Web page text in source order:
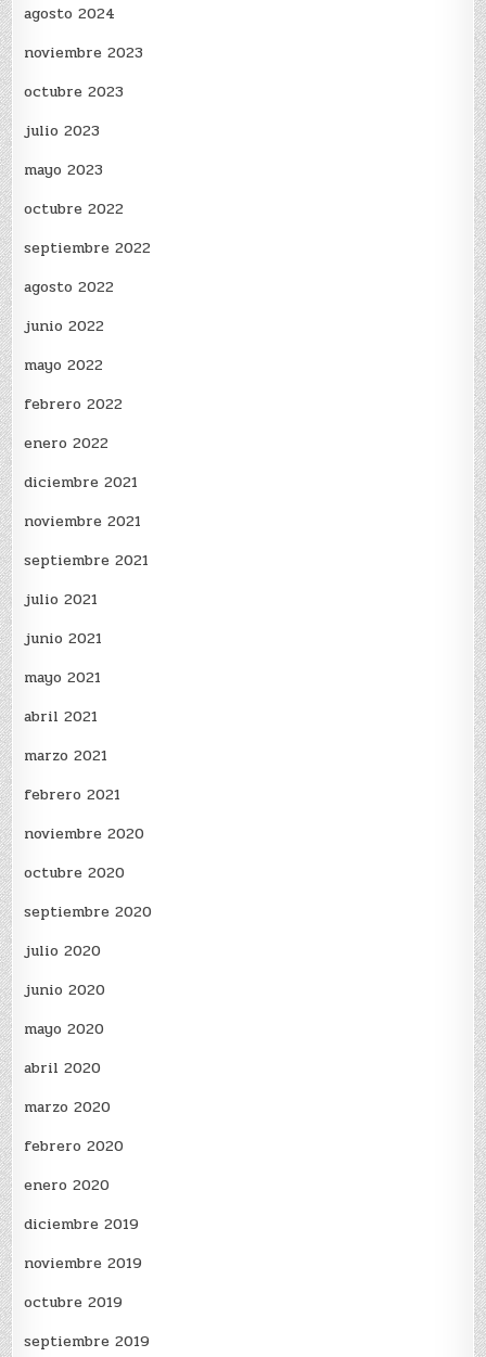
agosto 2024
noviembre 2023
octubre 2023
julio 2023
mayo 2023
octubre 2022
septiembre 2022
agosto 2022
junio 2022
mayo 2022
febrero 2022
enero 2022
diciembre 2021
noviembre 2021
septiembre 2021
julio 2021
junio 2021
mayo 2021
abril 2021
marzo 2021
febrero 2021
noviembre 2020
octubre 2020
septiembre 2020
julio 2020
junio 2020
mayo 2020
abril 2020
marzo 2020
febrero 2020
enero 2020
diciembre 2019
noviembre 2019
octubre 2019
septiembre 2019